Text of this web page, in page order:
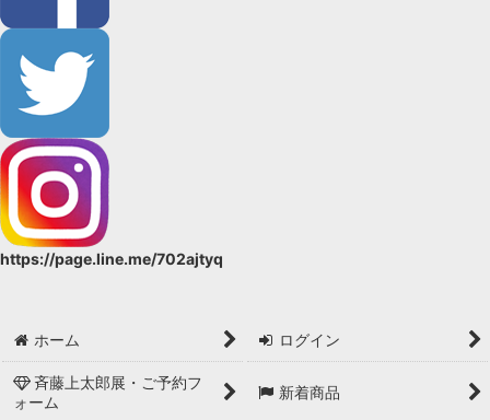
https://page.line.me/702ajtyq
ホーム ログイン
斉藤上太郎展・ご予約フ
ォーム
新着商品